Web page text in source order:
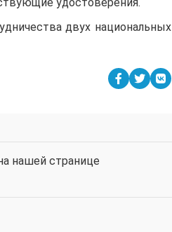
удостоверения.
двух национальных
нашей странице